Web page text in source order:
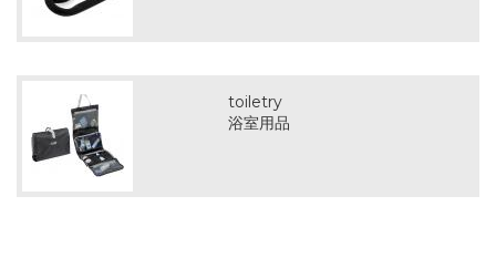
toiletry
浴室用品